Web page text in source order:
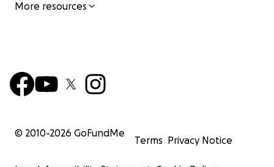
More resources
© 2010-2026 GoFundMe
Terms Privacy Notice